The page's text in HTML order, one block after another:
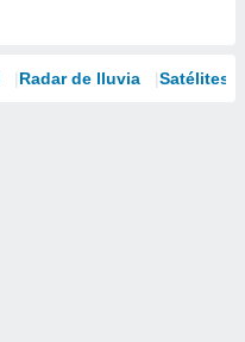
Radar de lluvia Satélites